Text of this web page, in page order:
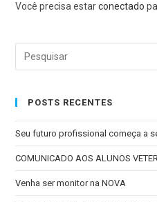
Você precisa estarconectado
POSTS RECENTES
Seu futuro profissional começa a
COMUNICADO AOS ALUNOS
Venha ser monitor na NOVA